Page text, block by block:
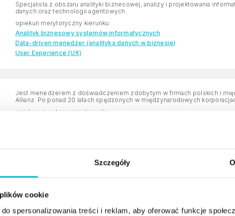
Szczegóły
cookie
spersonalizowania treści i reklam, aby oferować funkcje
Specjalista z obszaru analityki biznesowej, analizy i projektowania
danych oraz technologii agentowych.
opiekun merytoryczny kierunku:
Analityk biznesowy systemów informatycznych
Data-driven menedżer (analityka danych w biznesie)
User Experience (UX)
Jest menedżerem z doświadczeniem zdobytym w firmach polskich i międzynarodowych, m.in. Pioneer, Netia,
Allianz. Po ponad 20 latach spędzonych w międzynarodowych
opiekun merytoryczny kierunku:
Od ponad 20 lat związana z branżą informatyczną, od ponad pięciu
opiekun merytoryczny kierunku: